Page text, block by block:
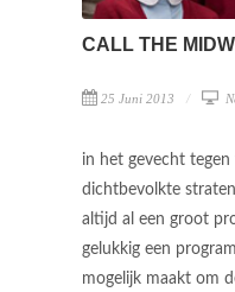
CALL THE
25 Juni 2013
in het gevecht
dichtbevolkte
altijd al een groot
gelukkig een
mogelijk maakt om